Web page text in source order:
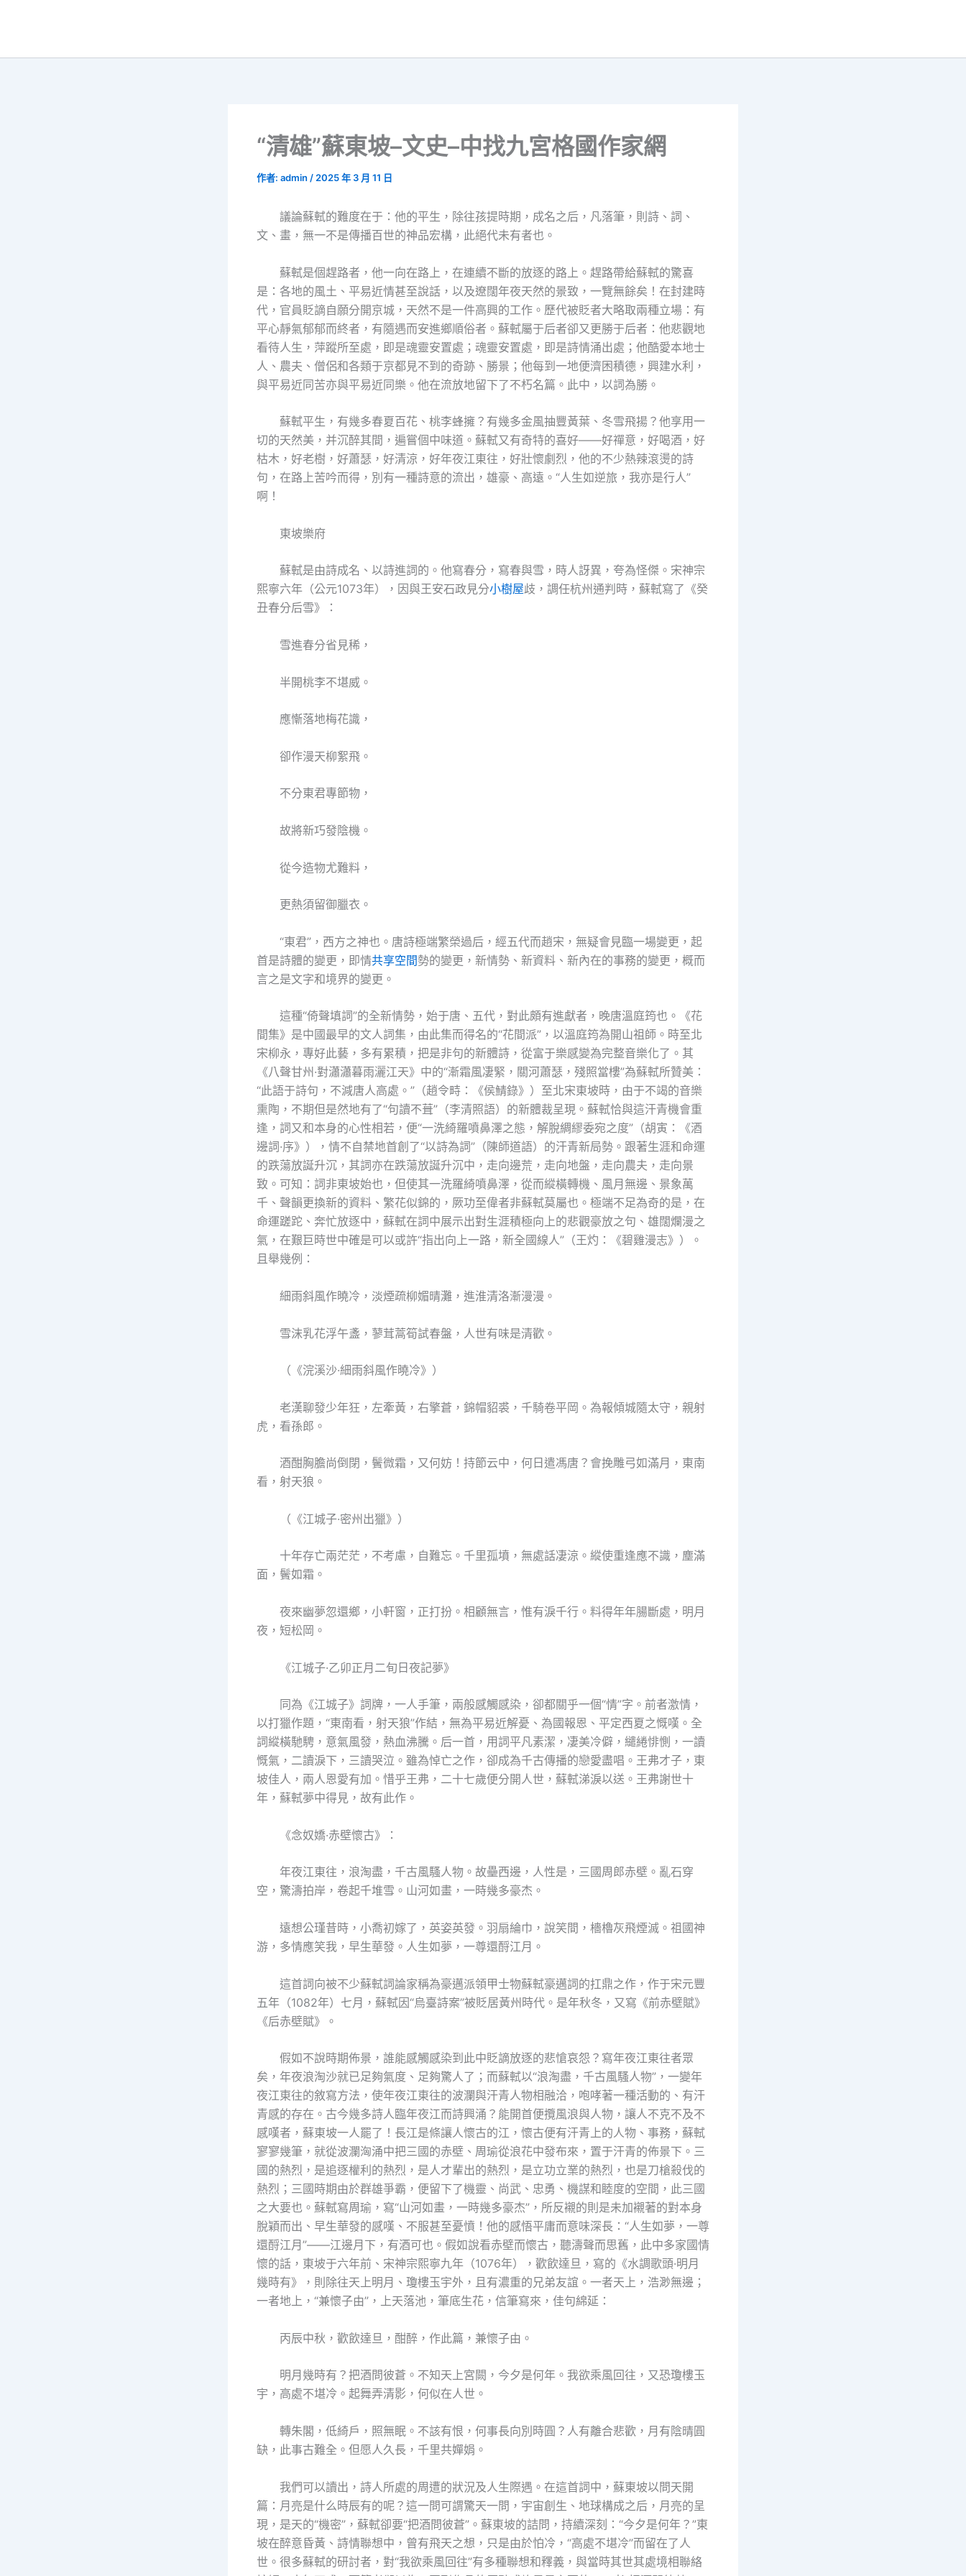
“清雄”蘇東坡–文史–中找九宮格國作家網
作者: admin / 2025 年 3 月 11 日
議論蘇軾的難度在于：他的平生，除往孩提時期，成名之后，凡落筆，則詩、詞、
文、畫，無一不是傳播百世的神品宏構，此絕代未有者也。
蘇軾是個趕路者，他一向在路上，在連續不斷的放逐的路上。趕路帶給蘇軾的驚喜
是：各地的風土、平易近情甚至說話，以及遼闊年夜天然的景致，一覽無餘矣！在封建時
代，官員貶謫自願分開京城，天然不是一件高興的工作。歷代被貶者大略取兩種立場：有
平心靜氣郁郁而終者，有隨遇而安進鄉順俗者。蘇軾屬于后者卻又更勝于后者：他悲觀地
看待人生，萍蹤所至處，即是魂靈安置處；魂靈安置處，即是詩情涌出處；他酷愛本地士
人、農夫、僧侶和各類于京都見不到的奇跡、勝景；他每到一地便濟困積德，興建水利，
與平易近同苦亦與平易近同樂。他在流放地留下了不朽名篇。此中，以詞為勝。
蘇軾平生，有幾多春夏百花、桃李蜂擁？有幾多金風抽豐黃葉、冬雪飛揚？他享用一
切的天然美，并沉醉其間，遍嘗個中味道。蘇軾又有奇特的喜好——好禪意，好喝酒，好
枯木，好老樹，好蕭瑟，好清涼，好年夜江東往，好壯懷劇烈，他的不少熱辣滾燙的詩
句，在路上苦吟而得，別有一種詩意的流出，雄豪、高遠。“人生如逆旅，我亦是行人”
啊！
東坡樂府
蘇軾是由詩成名、以詩進詞的。他寫春分，寫春與雪，時人訝異，夸為怪傑。宋神宗
熙寧六年（公元1073年），因與王安石政見分小樹屋歧，調任杭州通判時，蘇軾寫了《癸
丑春分后雪》：
雪進春分省見稀，
半開桃李不堪威。
應慚落地梅花識，
卻作漫天柳絮飛。
不分東君專節物，
故將新巧發陰機。
從今造物尤難料，
更熱須留御臘衣。
“東君”，西方之神也。唐詩極端繁榮過后，經五代而趙宋，無疑會見臨一場變更，起
首是詩體的變更，即情共享空間勢的變更，新情勢、新資料、新內在的事務的變更，概而
言之是文字和境界的變更。
這種“倚聲填詞”的全新情勢，始于唐、五代，對此頗有進獻者，晚唐溫庭筠也。《花
間集》是中國最早的文人詞集，由此集而得名的“花間派”，以溫庭筠為開山祖師。時至北
宋柳永，專好此藝，多有累積，把是非句的新體詩，從富于樂感變為完整音樂化了。其
《八聲甘州·對瀟瀟暮雨灑江天》中的“漸霜風凄緊，關河蕭瑟，殘照當樓”為蘇軾所贊美：
“此語于詩句，不減唐人高處。”（趙令畤：《侯鯖錄》）至北宋東坡時，由于不竭的音樂
熏陶，不期但是然地有了“句讀不葺”（李清照語）的新體裁呈現。蘇軾恰與這汗青機會重
逢，詞又和本身的心性相若，便“一洗綺羅噴鼻澤之態，解脫綢繆委宛之度”（胡寅：《酒
邊詞·序》），情不自禁地首創了“以詩為詞”（陳師道語）的汗青新局勢。跟著生涯和命運
的跌蕩放誕升沉，其詞亦在跌蕩放誕升沉中，走向邊荒，走向地盤，走向農夫，走向景
致。可知：詞非東坡始也，但使其一洗羅綺噴鼻澤，從而縱橫轉機、風月無邊、景象萬
千、聲韻更換新的資料、繁花似錦的，厥功至偉者非蘇軾莫屬也。極端不足為奇的是，在
命運蹉跎、奔忙放逐中，蘇軾在詞中展示出對生涯積極向上的悲觀豪放之句、雄闊爛漫之
氣，在艱巨時世中確是可以或許“指出向上一路，新全國線人”（王灼：《碧雞漫志》）。
且舉幾例：
細雨斜風作曉冷，淡煙疏柳媚晴灘，進淮清洛漸漫漫。
雪沫乳花浮午盞，蓼茸蒿筍試春盤，人世有味是清歡。
（《浣溪沙·細雨斜風作曉冷》）
老漢聊發少年狂，左牽黃，右擎蒼，錦帽貂裘，千騎卷平岡。為報傾城隨太守，親射
虎，看孫郎。
酒酣胸膽尚倒閉，鬢微霜，又何妨！持節云中，何日遣馮唐？會挽雕弓如滿月，東南
看，射天狼。
（《江城子·密州出獵》）
十年存亡兩茫茫，不考慮，自難忘。千里孤墳，無處話凄涼。縱使重逢應不識，塵滿
面，鬢如霜。
夜來幽夢忽還鄉，小軒窗，正打扮。相顧無言，惟有淚千行。料得年年腸斷處，明月
夜，短松岡。
《江城子·乙卯正月二旬日夜記夢》
同為《江城子》詞牌，一人手筆，兩般感觸感染，卻都關乎一個“情”字。前者激情，
以打獵作題，“東南看，射天狼”作結，無為平易近解憂、為國報恩、平定西夏之慨嘆。全
詞縱橫馳騁，意氣風發，熱血沸騰。后一首，用詞平凡素潔，凄美冷僻，繾綣悱惻，一讀
慨氣，二讀淚下，三讀哭泣。雖為悼亡之作，卻成為千古傳播的戀愛盡唱。王弗才子，東
坡佳人，兩人恩愛有加。惜乎王弗，二十七歲便分開人世，蘇軾涕淚以送。王弗謝世十
年，蘇軾夢中得見，故有此作。
《念奴嬌·赤壁懷古》：
年夜江東往，浪淘盡，千古風騷人物。故壘西邊，人性是，三國周郎赤壁。亂石穿
空，驚濤拍岸，卷起千堆雪。山河如畫，一時幾多豪杰。
遠想公瑾昔時，小喬初嫁了，英姿英發。羽扇綸巾，說笑間，檣櫓灰飛煙滅。祖國神
游，多情應笑我，早生華發。人生如夢，一尊還酹江月。
這首詞向被不少蘇軾詞論家稱為豪邁派領甲士物蘇軾豪邁詞的扛鼎之作，作于宋元豐
五年（1082年）七月，蘇軾因“烏臺詩案”被貶居黃州時代。是年秋冬，又寫《前赤壁賦》
《后赤壁賦》。
假如不說時期佈景，誰能感觸感染到此中貶謫放逐的悲愴哀怨？寫年夜江東往者眾
矣，年夜浪淘沙就已足夠氣度、足夠驚人了；而蘇軾以“浪淘盡，千古風騷人物”，一變年
夜江東往的敘寫方法，使年夜江東往的波瀾與汗青人物相融洽，咆哮著一種活動的、有汗
青感的存在。古今幾多詩人臨年夜江而詩興涌？能開首便攬風浪與人物，讓人不克不及不
感嘆者，蘇東坡一人罷了！長江是條讓人懷古的江，懷古便有汗青上的人物、事務，蘇軾
寥寥幾筆，就從波瀾洶涌中把三國的赤壁、周瑜從浪花中發布來，置于汗青的佈景下。三
國的熱烈，是追逐權利的熱烈，是人才輩出的熱烈，是立功立業的熱烈，也是刀槍殺伐的
熱烈；三國時期由於群雄爭霸，便留下了機靈、尚武、忠勇、機謀和睦度的空間，此三國
之大要也。蘇軾寫周瑜，寫“山河如畫，一時幾多豪杰”，所反襯的則是未加襯著的對本身
脫穎而出、早生華發的感嘆、不服甚至憂憤！他的感悟平庸而意味深長：“人生如夢，一尊
還酹江月”——江邊月下，有酒可也。假如說看赤壁而懷古，聽濤聲而思舊，此中多家國情
懷的話，東坡于六年前、宋神宗熙寧九年（1076年），歡飲達旦，寫的《水調歌頭·明月
幾時有》，則除往天上明月、瓊樓玉宇外，且有濃重的兄弟友誼。一者天上，浩渺無邊；
一者地上，“兼懷子由”，上天落池，筆底生花，信筆寫來，佳句綿延：
丙辰中秋，歡飲達旦，酣醉，作此篇，兼懷子由。
明月幾時有？把酒問彼蒼。不知天上宮闕，今夕是何年。我欲乘風回往，又恐瓊樓玉
宇，高處不堪冷。起舞弄清影，何似在人世。
轉朱閣，低綺戶，照無眠。不該有恨，何事長向別時圓？人有離合悲歡，月有陰晴圓
缺，此事古難全。但愿人久長，千里共嬋娟。
我們可以讀出，詩人所處的周遭的狀況及人生際遇。在這首詞中，蘇東坡以問天開
篇：月亮是什么時辰有的呢？這一問可謂驚天一問，宇宙創生、地球構成之后，月亮的呈
現，是天的“機密”，蘇軾卻要“把酒問彼蒼”。蘇東坡的詰問，持續深刻：“今夕是何年？”東
坡在醉意昏黃、詩情聯想中，曾有飛天之想，只是由於怕冷，“高處不堪冷”而留在了人
世。很多蘇軾的研討者，對“我欲乘風回往”有多種聯想和釋義，與當時其世其處境相聯絡